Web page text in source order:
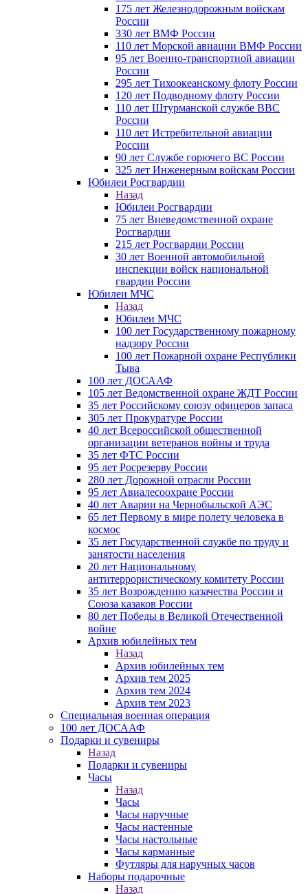
175 лет Железнодорожным войскам
России
330 лет ВМФ России
110 лет Морской авиации ВМФ России
95 лет Военно-транспортной авиации
России
295 лет Тихоокеанскому флоту России
120 лет Подводному флоту России
110 лет Штурманской службе ВВС
России
110 лет Истребительной авиации
России
90 лет Службе горючего ВС России
325 лет Инженерным войскам России
Юбилеи Росгвардии
Назад
Юбилеи Росгвардии
75 лет Вневедомственной охране
Росгвардии
215 лет Росгвардии России
30 лет Военной автомобильной
инспекции войск национальной
гвардии России
Юбилеи МЧС
Назад
Юбилеи МЧС
100 лет Государственному пожарному
надзору России
100 лет Пожарной охране Республики
Тыва
100 лет ДОСААФ
105 лет Ведомственной охране ЖДТ России
35 лет Российскому союзу офицеров запаса
305 лет Прокуратуре России
40 лет Всероссийской общественной
организации ветеранов войны и труда
35 лет ФТС России
95 лет Росрезерву России
280 лет Дорожной отрасли России
95 лет Авиалесоохране России
40 лет Аварии на Чернобыльской АЭС
65 лет Первому в мире полету человека в
космос
35 лет Государственной службе по труду и
занятости населения
20 лет Национальному
антитеррористическому комитету России
35 лет Возрождению казачества России и
Союза казаков России
80 лет Победы в Великой Отечественной
войне
Архив юбилейных тем
Назад
Архив юбилейных тем
Архив тем 2025
Архив тем 2024
Архив тем 2023
Специальная военная операция
100 лет ДОСААФ
Подарки и сувениры
Назад
Подарки и сувениры
Часы
Назад
Часы
Часы наручные
Часы настенные
Часы настольные
Часы карманные
Футляры для наручных часов
Наборы подарочные
Назад